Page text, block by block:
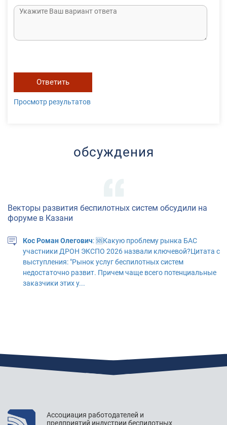
Ответить
Просмотр результатов
обсуждения
Векторы развития беспилотных систем обсудили на
форуме в Казани
Кос Роман Олегович: 🆘Какую проблему рынка БАС
участники ДРОН ЭКСПО 2026 назвали ключевой?Цитата с
выступления: "Рынок услуг беспилотных систем
недостаточно развит. Причем чаще всего потенциальные
заказчики этих у...
технологий идентификации
Павлов Михаил Фёдорович: неохотно соглашусь с
и забыть о дроне, но в...
Ассоциация работодателей и
предприятий индустрии беспилотных